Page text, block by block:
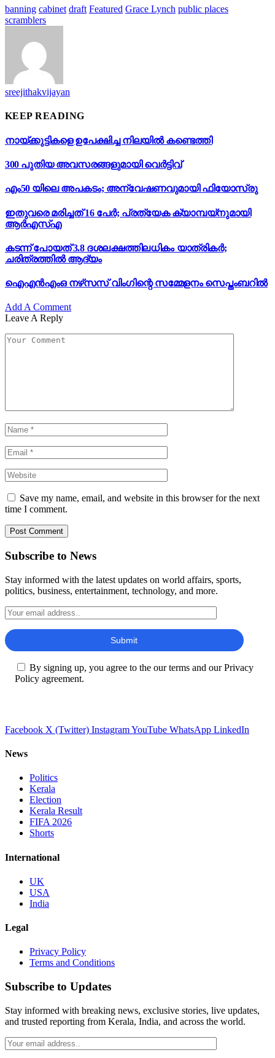
banning cabinet draft Featured Grace Lynch public places
scramblers
sreejithakvijayan
KEEP READING
നായ്ക്കുട്ടികളെ ഉപേക്ഷിച്ച നിലയിൽ കണ്ടെത്തി
300 പുതിയ അവസരങ്ങളുമായി വെർട്ടിവ്
എം50 യിലെ അപകടം; അന്വേഷണവുമായി ഫിയോസ്രു
ഇതുവരെ മരിച്ചത് 16 പേർ; പ്രത്യേക ക്യാമ്പയ്‌നുമായി
ആർഎസ്എ
കടന്ന് പോയത് 3.8 ദശലക്ഷത്തിലധികം യാത്രികർ;
ചരിത്രത്തിൽ ആദ്യം
ഐഎൻഎംഒ നഴ്‌സസ് വിംഗിന്റെ സമ്മേളനം സെപ്തംബറിൽ
Add A Comment
Leave A Reply
Save my name, email, and website in this browser for the next
time I comment.
Subscribe to News
Stay informed with the latest updates on world affairs, sports,
politics, business, entertainment, technology, and more.
By signing up, you agree to the our terms and our Privacy
Policy agreement.
Facebook X (Twitter) InstagramYouTube WhatsApp LinkedIn
News
Politics
Kerala
Election
Kerala Result
FIFA 2026
Shorts
International
UK
USA
India
Legal
Privacy Policy
Terms and Conditions
Subscribe to Updates
Stay informed with breaking news, exclusive stories, live updates,
and trusted reporting from Kerala, India, and across the world.